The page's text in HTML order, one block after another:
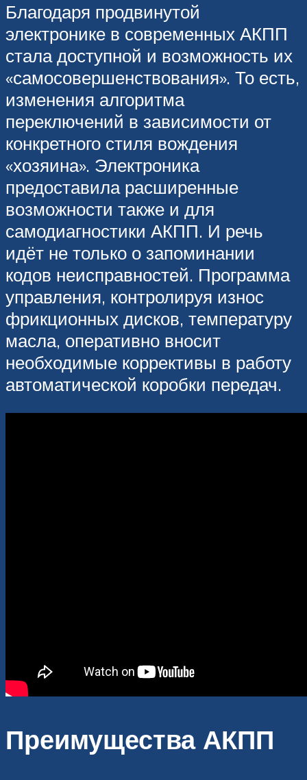
Благодаря продвинутой
электронике в современных АКПП
стала доступной и возможность их
«самосовершенствования». То есть,
изменения алгоритма
переключений в зависимости от
конкретного стиля вождения
«хозяина». Электроника
предоставила расширенные
возможности также и для
самодиагностики АКПП. И речь
идёт не только о запоминании
кодов неисправностей. Программа
управления, контролируя износ
фрикционных дисков, температуру
масла, оперативно вносит
необходимые коррективы в работу
автоматической коробки передач.
Преимущества АКПП